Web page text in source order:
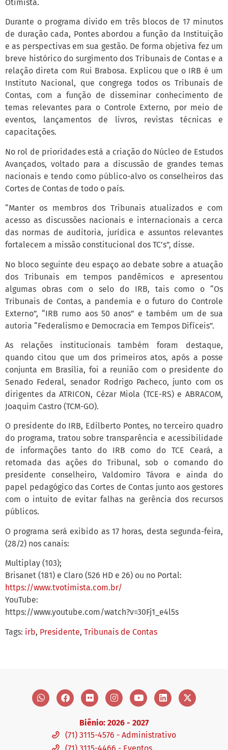
Otimista.
Durante o programa divido em três blocos de 17 minutos
de duração cada, Pontes abordou a função da Instituição
e as perspectivas em sua gestão. De forma objetiva fez um
breve histórico do surgimento dos Tribunais de Contas e a
relação direta com Rui Brabosa. Explicou que o IRB é um
Instituto Nacional, que congrega todos os Tribunais de
Contas, com a função de disseminar conhecimento de
temas relevantes para o Controle Externo, por meio de
eventos, lançamentos de livros, revistas técnicas e
capacitações.
No rol de prioridades está a criação do Núcleo de Estudos
Avançados, voltado para a discussão de grandes temas
nacionais e tendo como público-alvo os conselheiros das
Cortes de Contas de todo o país.
“Manter os membros dos Tribunais atualizados e com
acesso as discussões nacionais e internacionais a cerca
das normas de auditoria, jurídica e assuntos relevantes
fortalecem a missão constitucional dos TC’s”, disse.
No bloco seguinte deu espaço ao debate sobre a atuação
dos Tribunais em tempos pandêmicos e apresentou
algumas obras com o selo do IRB, tais como o “Os
Tribunais de Contas, a pandemia e o futuro do Controle
Externo”, “IRB rumo aos 50 anos” e também um de sua
autoria “Federalismo e Democracia em Tempos Difíceis”.
As relações institucionais também foram destaque,
quando citou que um dos primeiros atos, após a posse
conjunta em Brasília, foi a reunião com o presidente do
Senado Federal, senador Rodrigo Pacheco, junto com os
dirigentes da ATRICON, Cézar Miola (TCE-RS) e ABRACOM,
Joaquim Castro (TCM-GO).
O presidente do IRB, Edilberto Pontes, no terceiro quadro
do programa, tratou sobre transparência e acessibilidade
de informações tanto do IRB como do TCE Ceará, a
retomada das ações do Tribunal, sob o comando do
presidente conselheiro, Valdomiro Távora e ainda do
papel pedagógico das Cortes de Contas junto aos gestores
com o intuito de evitar falhas na gerência dos recursos
públicos.
O programa será exibido as 17 horas, desta segunda-feira,
(28/2) nos canais:
Multiplay (103);
Brisanet (181) e Claro (526 HD e 26) ou no Portal:
https://www.tvotimista.com.br/
YouTube:
https://www.youtube.com/watch?v=30Fj1_e4l5s
Tags: irb, Presidente, Tribunais de Contas
Biênio: 2026 - 2027
(71) 3115-4576 - Administrativo
(71) 3115-4466 - Eventos